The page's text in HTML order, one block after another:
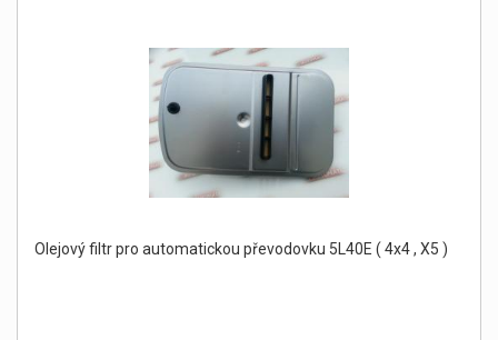
Olejový filtr pro automatickou převodovku 5L40E ( 4x4 , X5 )